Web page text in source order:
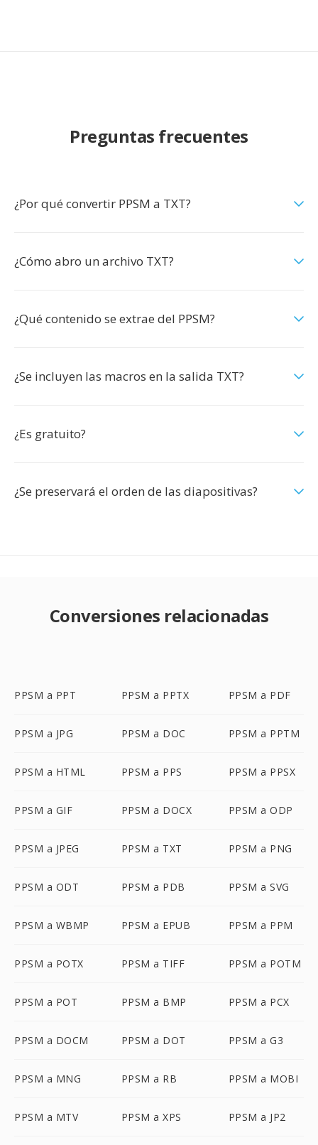
Preguntas frecuentes
¿Por qué convertir PPSM a TXT?
¿Cómo abro un archivo TXT?
¿Qué contenido se extrae del PPSM?
¿Se incluyen las macros en la salida TXT?
¿Es gratuito?
¿Se preservará el orden de las diapositivas?
Conversiones relacionadas
PPSM a PPT PPSM a PPTX PPSM a PDF
PPSM a JPG PPSM a DOC PPSM a PPTM
PPSM a HTML PPSM a PPS PPSM a PPSX
PPSM a GIF PPSM a DOCX PPSM a ODP
PPSM a JPEG PPSM a TXT PPSM a PNG
PPSM a ODT PPSM a PDB PPSM a SVG
PPSM a WBMP PPSM a EPUB PPSM a PPM
PPSM a POTX PPSM a TIFF PPSM a POTM
PPSM a POT PPSM a BMP PPSM a PCX
PPSM a DOCM PPSM a DOT PPSM a G3
PPSM a MNG PPSM a RB PPSM a MOBI
PPSM a MTV PPSM a XPS PPSM a JP2